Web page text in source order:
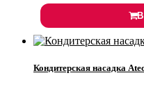
В
Кондитерская насадка